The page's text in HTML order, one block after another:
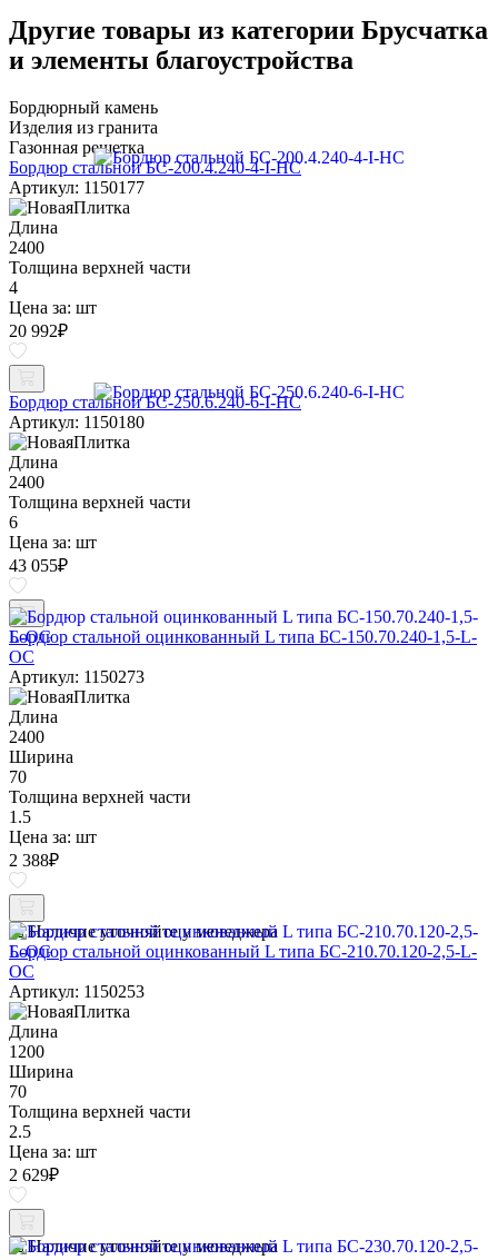
Другие товары из категории Брусчатка
и элементы благоустройства
Бордюрный камень
Изделия из гранита
Газонная решетка
Бордюр стальной БС-200.4.240-4-I-НС
Артикул: 1150177
Длина
2400
Толщина верхней части
4
Цена за: шт
20 992₽
Бордюр стальной БС-250.6.240-6-I-НС
Артикул: 1150180
Длина
2400
Толщина верхней части
6
Цена за: шт
43 055₽
Бордюр стальной оцинкованный L типа БС-150.70.240-1,5-L-
ОС
Артикул: 1150273
Длина
2400
Ширина
70
Толщина верхней части
1.5
Цена за: шт
2 388₽
Наличие уточняйте у менеджера
Бордюр стальной оцинкованный L типа БС-210.70.120-2,5-L-
ОС
Артикул: 1150253
Длина
1200
Ширина
70
Толщина верхней части
2.5
Цена за: шт
2 629₽
Наличие уточняйте у менеджера